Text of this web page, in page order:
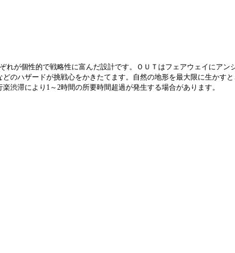
が個性的で戦略性に富んだ設計です。ＯＵＴはフェアウェイにアン
のハザードが挑戦心をかきたてます。自然の地形を最大限に生かす
渋滞により1～2時間の所要時間超過が発生する場合があります。